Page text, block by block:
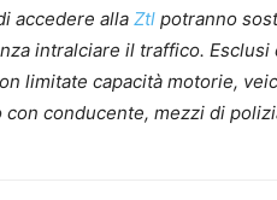
accedere alla Ztl potranno
intralciare il traffico.
limitate capacità motorie,
conducente, mezzi di